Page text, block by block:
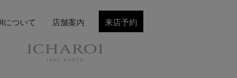
について 店舗案内 来店予約